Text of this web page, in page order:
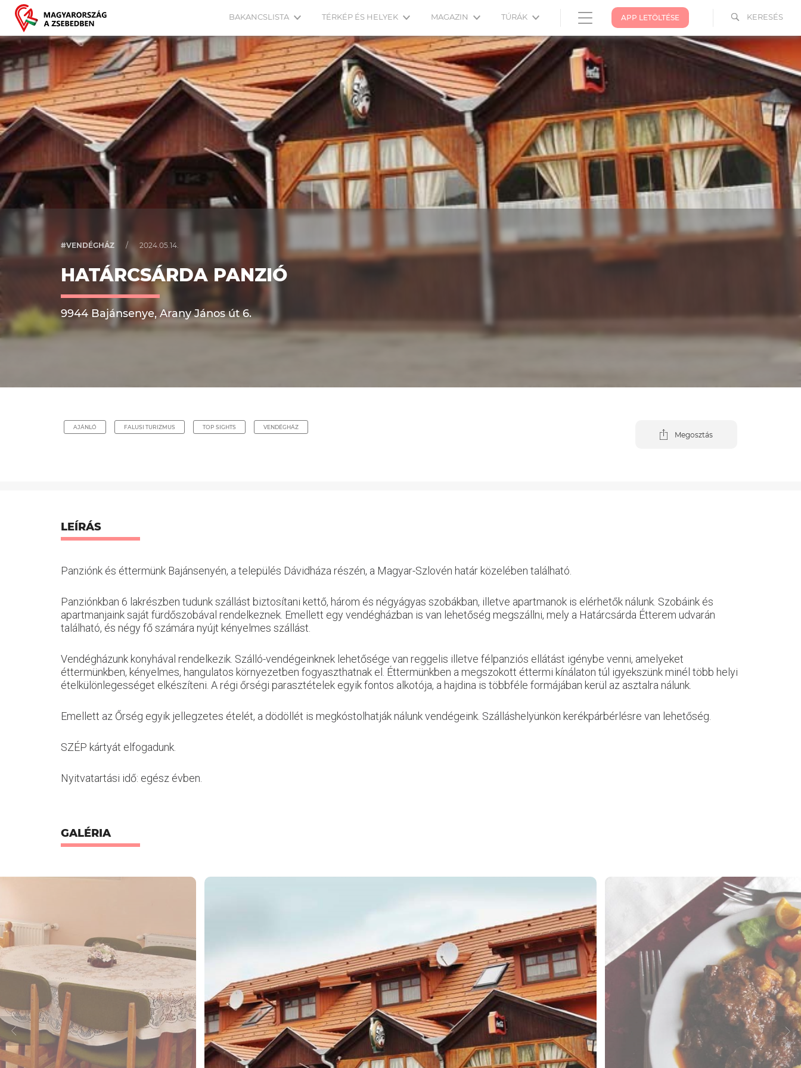
KERESÉS
APP LETÖLTÉSE
BAKANCSLISTA TÉRKÉP ÉS HELYEK MAGAZIN TÚRÁK
#VENDÉGHÁZ / 2024.05.14.
HATÁRCSÁRDA PANZIÓ
9944 Bajánsenye, Arany János út 6.
AJÁNLÓ FALUSI TURIZMUS TOP SIGHTS VENDÉGHÁZ
Megosztás
LEÍRÁS
Panziónk és éttermünk Bajánsenyén, a település Dávidháza részén, a Magyar-Szlovén határ közelében található.
Panziónkban 6 lakrészben tudunk szállást biztosítani kettő, három és négyágyas szobákban, illetve apartmanok is elérhetők nálunk. Szobáink és
apartmanjaink saját fürdőszobával rendelkeznek. Emellett egy vendégházban is van lehetőség megszállni, mely a Határcsárda Étterem udvarán
található, és négy fő számára nyújt kényelmes szállást.
Vendégházunk konyhával rendelkezik. Szálló-vendégeinknek lehetősége van reggelis illetve félpanziós ellátást igénybe venni, amelyeket
éttermünkben, kényelmes, hangulatos környezetben fogyaszthatnak el. Éttermünkben a megszokott éttermi kínálaton túl igyekszünk minél több helyi
ételkülönlegességet elkészíteni. A régi őrségi parasztételek egyik fontos alkotója, a hajdina is többféle formájában kerül az asztalra nálunk.
Emellett az Őrség egyik jellegzetes ételét, a dödöllét is megkóstolhatják nálunk vendégeink. Szálláshelyünkön kerékpárbérlésre van lehetőség.
SZÉP kártyát elfogadunk.
Nyitvatartási idő: egész évben.
GALÉRIA